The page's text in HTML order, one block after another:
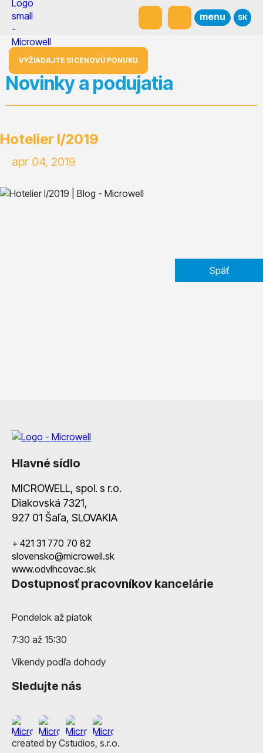
menu SK
Novinky a podujatia
Hotelier I/2019
apr 04, 2019
Späť
VYŽIADAJTE SI CENOVÚ PONUKU
Hlavné sídlo
MICROWELL, spol. s r.o.
Diakovská 7321,
927 01 Šaľa, SLOVAKIA
+ 421 31 770 70 82
slovensko@microwell.sk
www.odvlhcovac.sk
Dostupnosť pracovníkov kancelárie
Pondelok až piatok
7:30 až 15:30
Víkendy podľa dohody
Sledujte nás
created by Cstudios, s.r.o.